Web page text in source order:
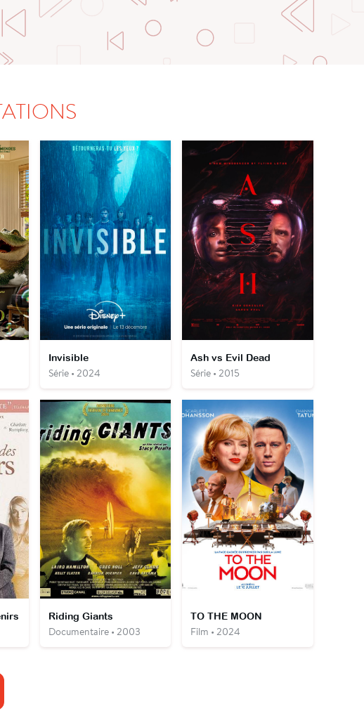
Invisible
Série • 2024
Ash vs Evil Dead
Série • 2015
Riding Giants
Documentaire • 2003
TO THE MOON
Film • 2024